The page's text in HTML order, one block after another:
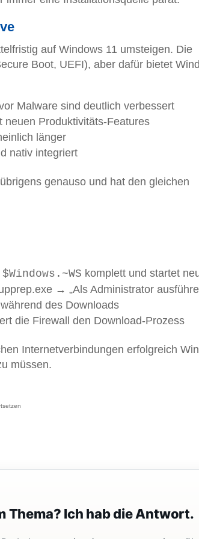
auf Windows 11 umsteigen. Die
Boot, UEFI), aber dafür bietet
Malware sind deutlich verbessert
neuen Produktivitäts-Features
länger
nativ integriert
genauso und hat den gleichen
komplett und startet
→ „Als Administrator
des Downloads
die Firewall den Download-Prozess
Internetverbindungen erfolgreich
müssen.
Thema? Ich hab die Antwort.